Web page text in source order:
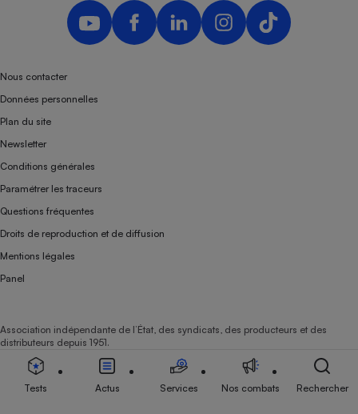
Nous contacter
Données personnelles
Plan du site
Newsletter
Conditions générales
Paramétrer les traceurs
Questions fréquentes
Droits de reproduction et de diffusion
Mentions légales
Panel
Association indépendante de l’État, des syndicats, des producteurs et des
distributeurs depuis 1951.
Tests Actus Services Nos combats Rechercher